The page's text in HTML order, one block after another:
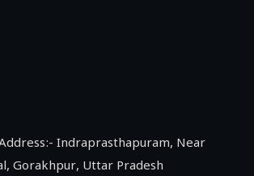
पूर्वांचल का लक, डेवलपमेंट का
Indraprasthapuram, Near
Gorakhpur, Uttar Pradesh